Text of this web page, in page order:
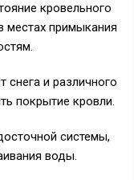
кровельного
местах примыкания
и различного
покрытие кровли.
системы,
воды.